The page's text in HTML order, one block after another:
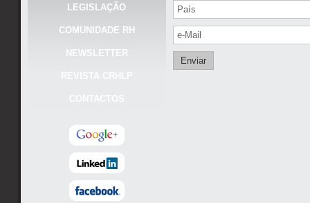
LEGISLAÇÃO
COMUNIDADE RH
NEWSLETTER